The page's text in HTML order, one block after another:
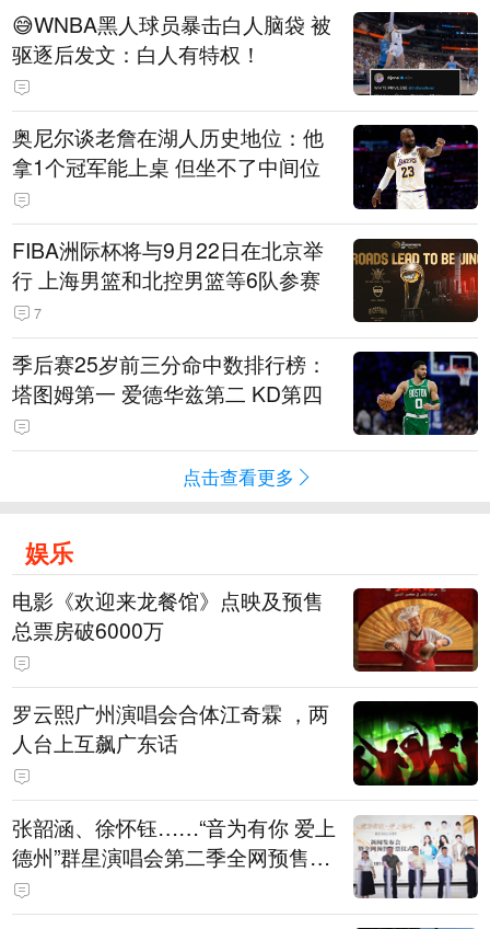
😅WNBA黑人球员暴击白人脑袋 被
驱逐后发文：白人有特权！
奥尼尔谈老詹在湖人历史地位：他
拿1个冠军能上桌 但坐不了中间位
FIBA洲际杯将与9月22日在北京举
行 上海男篮和北控男篮等6队参赛
7
季后赛25岁前三分命中数排行榜：
塔图姆第一 爱德华兹第二 KD第四
点击查看更多
娱乐
电影《欢迎来龙餐馆》点映及预售
总票房破6000万
罗云熙广州演唱会合体江奇霖 ，两
人台上互飙广东话
张韶涵、徐怀钰……“音为有你 爱上
德州”群星演唱会第二季全网预售开
票